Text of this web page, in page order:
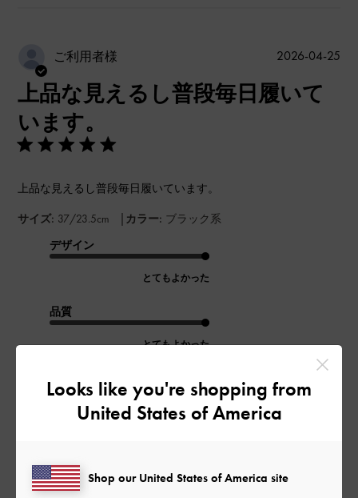
ご利用者様
上品な見えるし普段毎日履いて
います。
上品な見えるし普段毎日履いています。
サイズ: 37/23.5cm | カラー: ブラック系
デザイン
とてもよかった
品質
とてもよかった
もっと見る
公
2026-04-25
Looks like you're shopping from
United States of America
Shop our United States of America site